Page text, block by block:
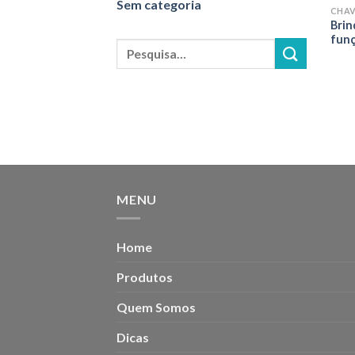
Sem categoria
Pesquisar
por:
MENU
Home
Produtos
Quem Somos
Dicas